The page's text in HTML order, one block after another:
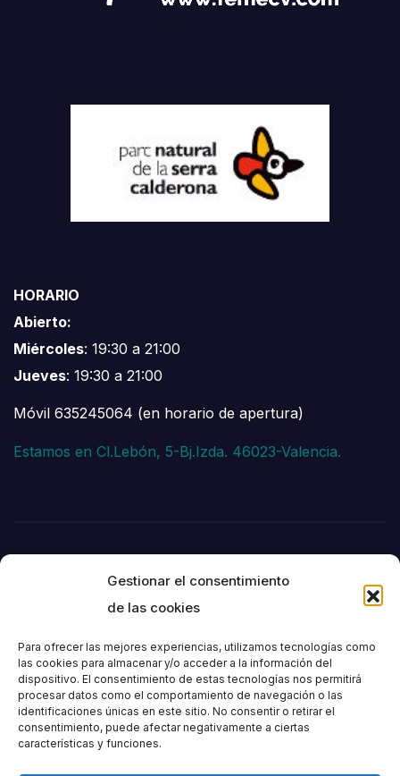
Gestionar el consentimiento
de las cookies
Para ofrecer las mejores experiencias, utilizamos tecnologías como
las cookies para almacenar y/o acceder a la información del
dispositivo. El consentimiento de estas tecnologías nos permitirá
procesar datos como el comportamiento de navegación o las
identificaciones únicas en este sitio. No consentir o retirar el
consentimiento, puede afectar negativamente a ciertas
características y funciones.
HORARIO
Abierto:
Miércoles: 19:30 a 21:00
Jueves: 19:30 a 21:00
Móvil 635245064 (en horario de apertura)
Estamos en Cl.Lebón, 5-Bj.Izda. 46023-Valencia.
Societat
Excursionista de